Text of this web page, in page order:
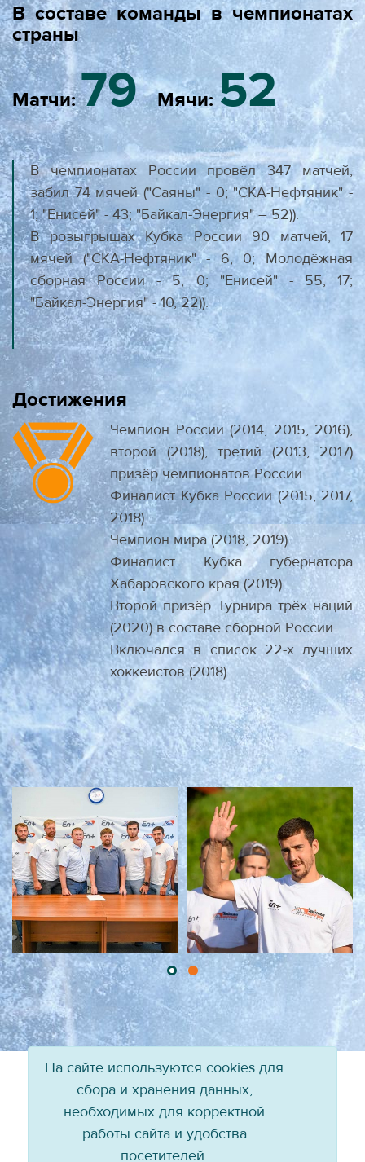
В составе команды в чемпионатах
страны
Матчи:79 Мячи:52
В чемпионатах России провёл 347 матчей,
забил 74 мячей ("Саяны" - 0; "СКА-Нефтяник" -
1; "Енисей" - 43; "Байкал-Энергия" – 52)).
В розыгрышах Кубка России 90 матчей, 17
мячей ("СКА-Нефтяник" - 6, 0; Молодёжная
сборная России - 5, 0; "Енисей" - 55, 17;
"Байкал-Энергия" - 10, 22)).
Достижения
Чемпион России (2014, 2015, 2016),
второй (2018), третий (2013, 2017)
призёр чемпионатов России
Финалист Кубка России (2015, 2017,
2018)
Чемпион мира (2018, 2019)
Финалист Кубка губернатора
Хабаровского края (2019)
Второй призёр Турнира трёх наций
(2020) в составе сборной России
Включался в список 22-х лучших
хоккеистов (2018)
На сайте используются cookies для
сбора и хранения данных,
необходимых для корректной
работы сайта и удобства
посетителей.